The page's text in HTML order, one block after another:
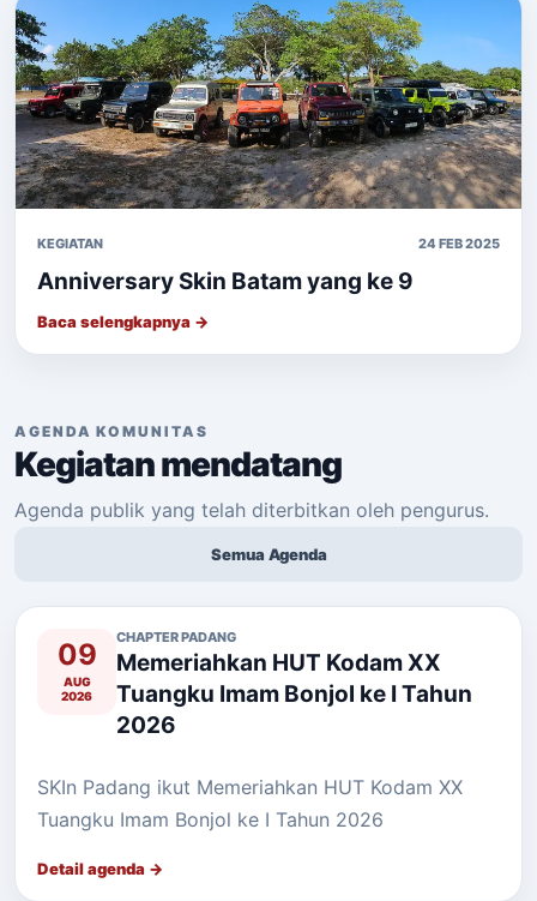
KEGIATAN 24 FEB 2025
Anniversary Skin Batam yang ke 9
Baca selengkapnya →
AGENDA KOMUNITAS
Kegiatan mendatang
Agenda publik yang telah diterbitkan oleh pengurus.
Semua Agenda
09
AUG
2026
CHAPTER PADANG
Memeriahkan HUT Kodam XX
Tuangku Imam Bonjol ke I Tahun
2026
SKIn Padang ikut Memeriahkan HUT Kodam XX
Tuangku Imam Bonjol ke I Tahun 2026
Detail agenda →